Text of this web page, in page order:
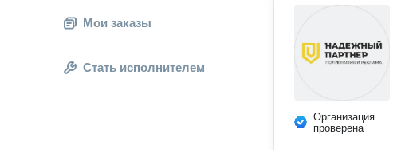
Мои заказы
Стать исполнителем
Организация
проверена